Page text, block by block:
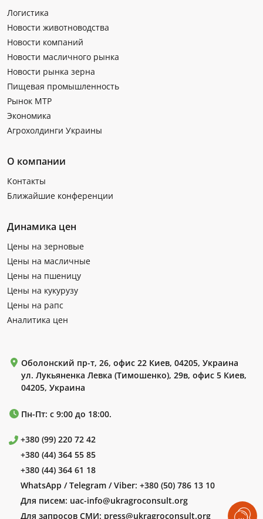
Логистика
Новости животноводства
Новости компаний
Новости масличного рынка
Новости рынка зерна
Пищевая промышленность
Рынок МТР
Экономика
Агрохолдинги Украины
О компании
Контакты
Ближайшие конференции
Динамика цен
Цены на зерновые
Цены на масличные
Цены на пшеницу
Цены на кукурузу
Цены на рапс
Аналитика цен
Оболонский пр-т, 26, офис 22 Киев, 04205, Украина
ул. Лукьяненка Левка (Тимошенко), 29в, офис 5 Киев,
04205, Украина
Пн-Пт: с 9:00 до 18:00.
+380 (99) 220 72 42
+380 (44) 364 55 85
+380 (44) 364 61 18
WhatsApp / Telegram / Viber: +380 (50) 786 13 10
Для писем: uac-info@ukragroconsult.org
Для запросов СМИ: press@ukragroconsult.org